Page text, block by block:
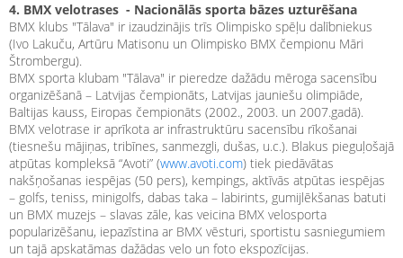
4. BMX velotrases - Nacionālās sporta bāzes uzturēšana
BMX klubs "Tālava" ir izaudzinājis trīs Olimpisko spēļu dalībniekus
(Ivo Lakuču, Artūru Matisonu un Olimpisko BMX čempionu Māri
Štrombergu).
BMX sporta klubam "Tālava" ir pieredze dažādu mēroga sacensību
organizēšanā – Latvijas čempionāts, Latvijas jauniešu olimpiāde,
Baltijas kauss, Eiropas čempionāts (2002., 2003. un 2007.gadā).
BMX velotrase ir aprīkota ar infrastruktūru sacensību rīkošanai
(tiesnešu mājiņas, tribīnes, sanmezgli, dušas, u.c.). Blakus pieguļošajā
atpūtas kompleksā “Avoti” (www.avoti.com) tiek piedāvātas
nakšņošanas iespējas (50 pers), kempings, aktīvās atpūtas iespējas
– golfs, teniss, minigolfs, dabas taka – labirints, gumijlēkšanas batuti
un BMX muzejs – slavas zāle, kas veicina BMX velosporta
popularizēšanu, iepazīstina ar BMX vēsturi, sportistu sasniegumiem
un tajā apskatāmas dažādas velo un foto ekspozīcijas.